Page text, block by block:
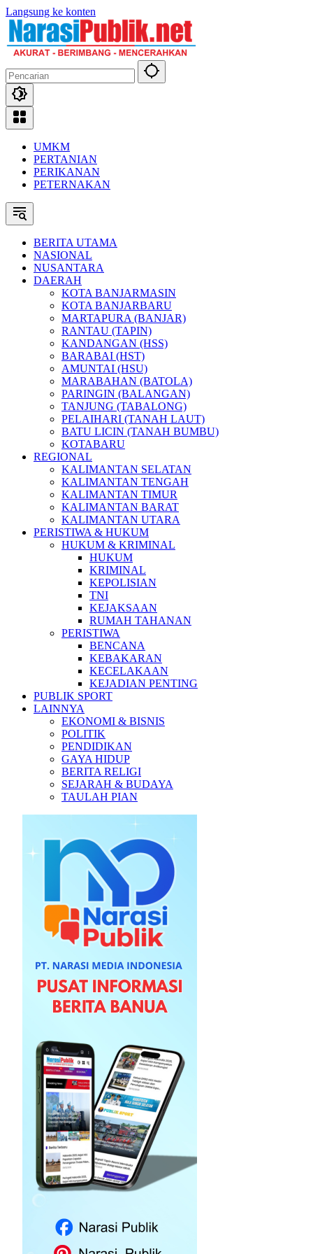
Langsung ke konten
UMKM
PERTANIAN
PERIKANAN
PETERNAKAN
BERITA UTAMA
NASIONAL
NUSANTARA
DAERAH
KOTA BANJARMASIN
KOTA BANJARBARU
MARTAPURA (BANJAR)
RANTAU (TAPIN)
KANDANGAN (HSS)
BARABAI (HST)
AMUNTAI (HSU)
MARABAHAN (BATOLA)
PARINGIN (BALANGAN)
TANJUNG (TABALONG)
PELAIHARI (TANAH LAUT)
BATU LICIN (TANAH BUMBU)
KOTABARU
REGIONAL
KALIMANTAN SELATAN
KALIMANTAN TENGAH
KALIMANTAN TIMUR
KALIMANTAN BARAT
KALIMANTAN UTARA
PERISTIWA & HUKUM
HUKUM & KRIMINAL
HUKUM
KRIMINAL
KEPOLISIAN
TNI
KEJAKSAAN
RUMAH TAHANAN
PERISTIWA
BENCANA
KEBAKARAN
KECELAKAAN
KEJADIAN PENTING
PUBLIK SPORT
LAINNYA
EKONOMI & BISNIS
POLITIK
PENDIDIKAN
GAYA HIDUP
BERITA RELIGI
SEJARAH & BUDAYA
TAULAH PIAN